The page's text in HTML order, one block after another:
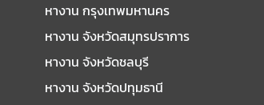
หางาน กรุงเทพมหานคร
หางาน จังหวัดสมุทรปราการ
หางาน จังหวัดชลบุรี
หางาน จังหวัดปทุมธานี